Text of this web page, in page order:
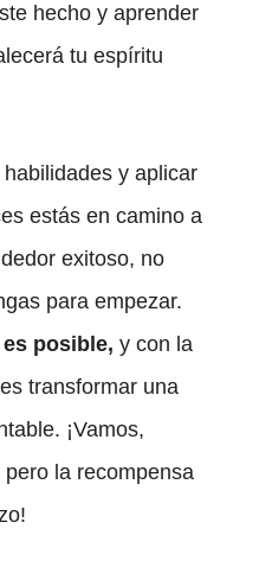
hecho y aprender
tu espíritu
y aplicar
estás en camino a
exitoso, no
para empezar.
posible, y con la
transformar una
¡Vamos,
la recompensa